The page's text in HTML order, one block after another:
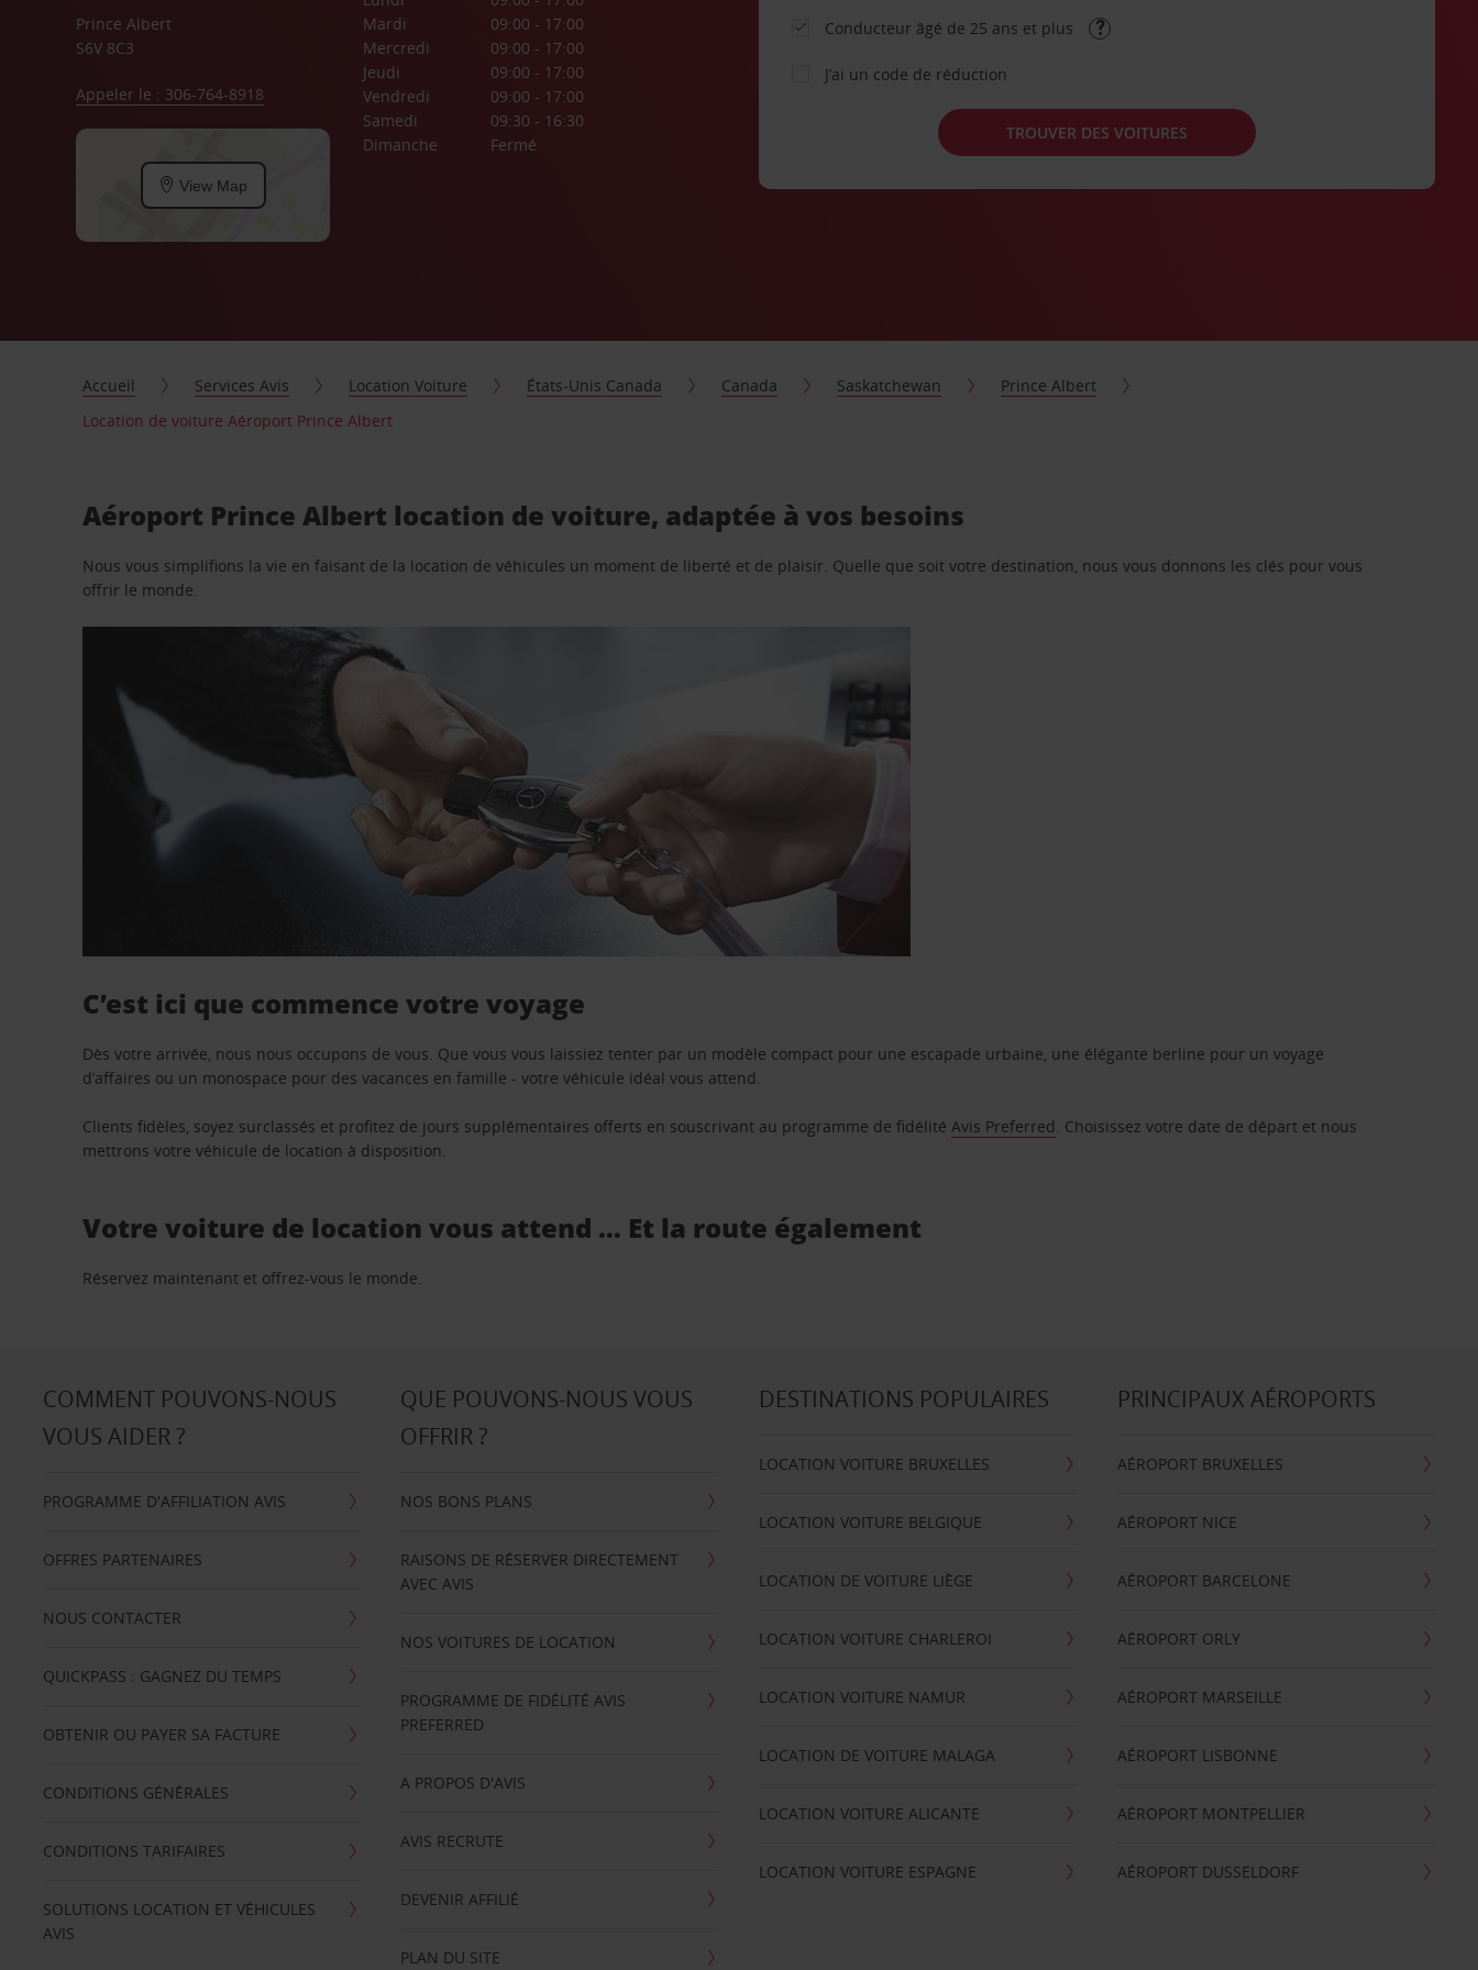
Prince Albert
S6V 8C3
Appeler le : 306-764-8918
View Map
Mardi
09:00 - 17:00
Mercredi
09:00 - 17:00
Jeudi
09:00 - 17:00
Vendredi
09:00 - 17:00
Samedi
09:30 - 16:30
Dimanche
Fermé
Conducteur âgé de 25 ans et plus
J’ai un code de réduction
TROUVER DES VOITURES
Accueil Services Avis Location Voiture États-Unis Canada Canada Saskatchewan
Prince Albert
Location de voiture Aéroport Prince Albert
Aéroport Prince Albert location de voiture, adaptée à vos besoins
Nous vous simplifions la vie en faisant de la location de véhicules un moment de liberté et de plaisir. Quelle que soit votre destination, nous vous donnons les clés pour vous
offrir le monde.
C’est ici que commence votre voyage
Dès votre arrivée, nous nous occupons de vous. Que vous vous laissiez tenter par un modèle compact pour une escapade urbaine, une élégante berline pour un voyage
d’affaires ou un monospace pour des vacances en famille - votre véhicule idéal vous attend.
Clients fidèles, soyez surclassés et profitez de jours supplémentaires offerts en souscrivant au programme de fidélitéAvis Preferred. Choisissez votre date de départ et nous
mettrons votre véhicule de location à disposition.
Votre voiture de location vous attend … Et la route également
Réservez maintenant et offrez-vous le monde.
COMMENT POUVONS-NOUS
VOUS AIDER ?
PROGRAMME D'AFFILIATION AVIS
OFFRES PARTENAIRES
NOUS CONTACTER
QUICKPASS : GAGNEZ DU TEMPS
OBTENIR OU PAYER SA FACTURE
CONDITIONS GÉNÉRALES
CONDITIONS TARIFAIRES
SOLUTIONS LOCATION ET VÉHICULES
AVIS
QUE POUVONS-NOUS VOUS
OFFRIR ?
NOS BONS PLANS
RAISONS DE RÉSERVER DIRECTEMENT
AVEC AVIS
NOS VOITURES DE LOCATION
PROGRAMME DE FIDÉLITÉ AVIS
PREFERRED
A PROPOS D'AVIS
AVIS RECRUTE
DEVENIR AFFILIÉ
PLAN DU SITE
DESTINATIONS POPULAIRES
LOCATION VOITURE BRUXELLES
LOCATION VOITURE BELGIQUE
LOCATION DE VOITURE LIÈGE
LOCATION VOITURE CHARLEROI
LOCATION VOITURE NAMUR
LOCATION DE VOITURE MALAGA
LOCATION VOITURE ALICANTE
LOCATION VOITURE ESPAGNE
PRINCIPAUX AÉROPORTS
AÉROPORT BRUXELLES
AÉROPORT NICE
AÉROPORT BARCELONE
AÉROPORT ORLY
AÉROPORT MARSEILLE
AÉROPORT LISBONNE
AÉROPORT MONTPELLIER
AÉROPORT DUSSELDORF